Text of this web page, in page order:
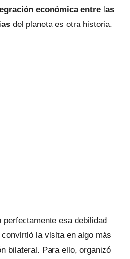
económica entre las
del planeta es otra historia.
perfectamente esa debilidad
la visita en algo más
bilateral. Para ello, organizó